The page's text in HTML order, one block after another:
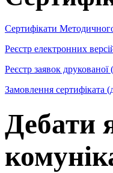
Сертифікати
Реєстр електронних
Реєстр заявок друкованої
Замовлення сертифіката
Дебати